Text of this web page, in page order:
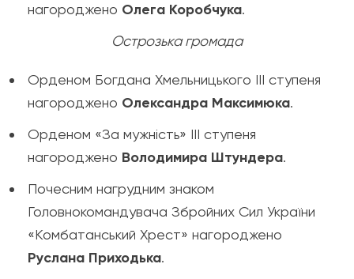
нагороджено Олега Коробчука.
Острозька громада
Орденом Богдана Хмельницького ІІІ ступеня
нагороджено Олександра Максимюка.
Орденом «За мужність» ІІІ ступеня
нагороджено Володимира Штундера.
Почесним нагрудним знаком
Головнокомандувача Збройних Сил України
«Комбатанський Хрест» нагороджено
Руслана Приходька.